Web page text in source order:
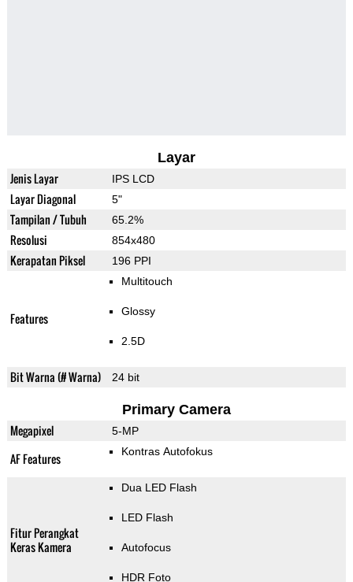
Layar
Jenis Layar IPS LCD
Layar Diagonal 5"
Tampilan / Tubuh 65.2%
Resolusi 854x480
Kerapatan Piksel 196 PPI
Features
Multitouch
Glossy
2.5D
Bit Warna (# Warna) 24 bit
Primary Camera
Megapixel 5-MP
AF Features Kontras Autofokus
Fitur Perangkat
Keras Kamera
Dua LED Flash
LED Flash
Autofocus
HDR Foto